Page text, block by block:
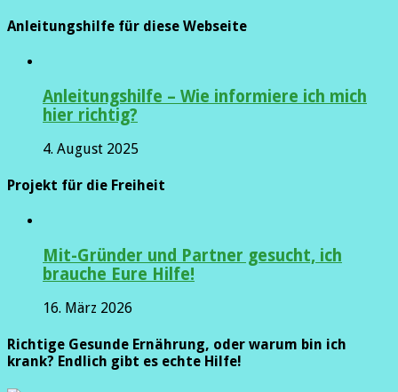
Anleitungshilfe für diese Webseite
Anleitungshilfe – Wie informiere ich mich
hier richtig?
4. August 2025
Projekt für die Freiheit
Mit-Gründer und Partner gesucht, ich
brauche Eure Hilfe!
16. März 2026
Richtige Gesunde Ernährung, oder warum bin ich
krank? Endlich gibt es echte Hilfe!